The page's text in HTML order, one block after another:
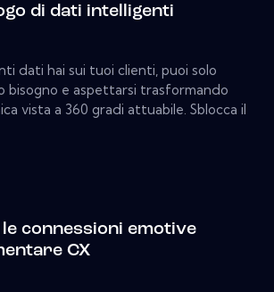
di dati intelligenti
dati hai sui tuoi clienti, puoi solo
bisogno e aspettarsi trasformando
vista a 360 gradi attuabile. Sblocca il
connessioni emotive
CX